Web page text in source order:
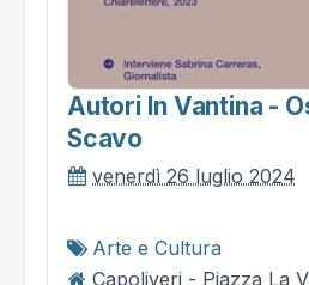
Autori In Vantina -
Scavo
venerdì 26 luglio 2024
Arte e Cultura
Capoliveri - Piazza La